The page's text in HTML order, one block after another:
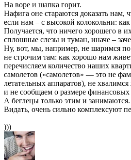
На воре и шапка горит.
Нафига оне стараются доказать нам,
если нам – с высокой колокольни:
Получается, что ничего хорошего в
сплошные слезы и туман, иначе –
Ну, вот, мы, например, не шаримся по
не строчим там: как хорошо нам
перечисляем количество наших
самолетов («самолетов» — это не
летательных аппаратов), не
и не сообщаем о размере финансовых
А беглецы только этим и занимаются.
Видать, очень сильно комплексуют
)))